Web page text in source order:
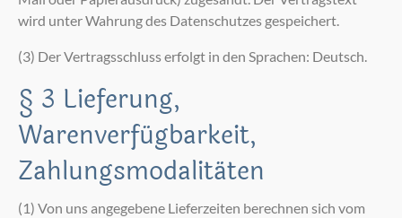
wird unter Wahrung des Datenschutzes gespeichert.
(3) Der Vertragsschluss erfolgt in den Sprachen: Deutsch.
§ 3 Lieferung,
Warenverfügbarkeit,
Zahlungsmodalitäten
(1) Von uns angegebene Lieferzeiten berechnen sich vom